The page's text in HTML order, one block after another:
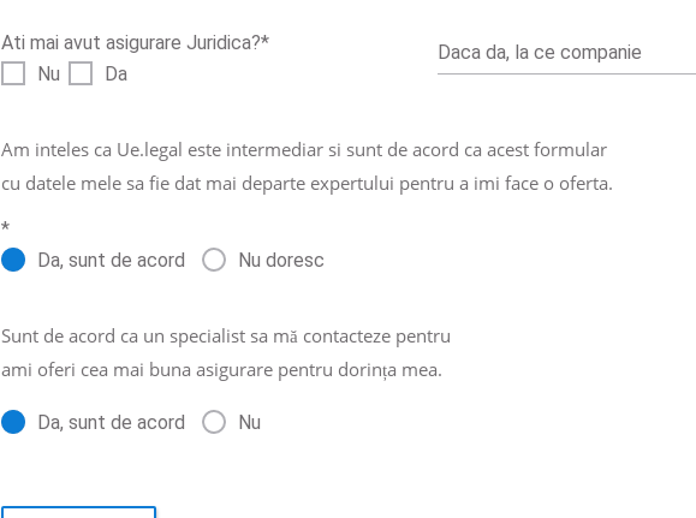
Ati mai avut asigurare Juridica?*
Nu
Da
Daca da, la ce companie
Am inteles ca Ue.legal este intermediar si sunt de acord ca acest formular
cu datele mele sa fie dat mai departe expertului pentru a imi face o oferta.
*
Da, sunt de acord
Nu doresc
Sunt de acord ca un specialist sa mă contacteze pentru
ami oferi cea mai buna asigurare pentru dorința mea.
Da, sunt de acord Nu